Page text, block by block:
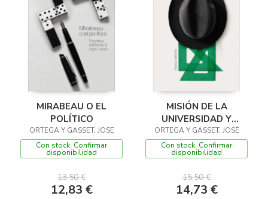
MIRABEAU O EL
POLÍTICO
ORTEGA Y GASSET, JOSE
Con stock. Confirmar
disponibilidad
13,50 €
12,83 €
MISIÓN DE LA
UNIVERSIDAD Y
OTROS ENSAYOS
ORTEGA Y GASSET, JOSÈ
Con stock. Confirmar
disponibilidad
15,50 €
14,73 €